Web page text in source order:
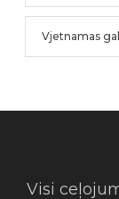
Vjetnamas
Visi